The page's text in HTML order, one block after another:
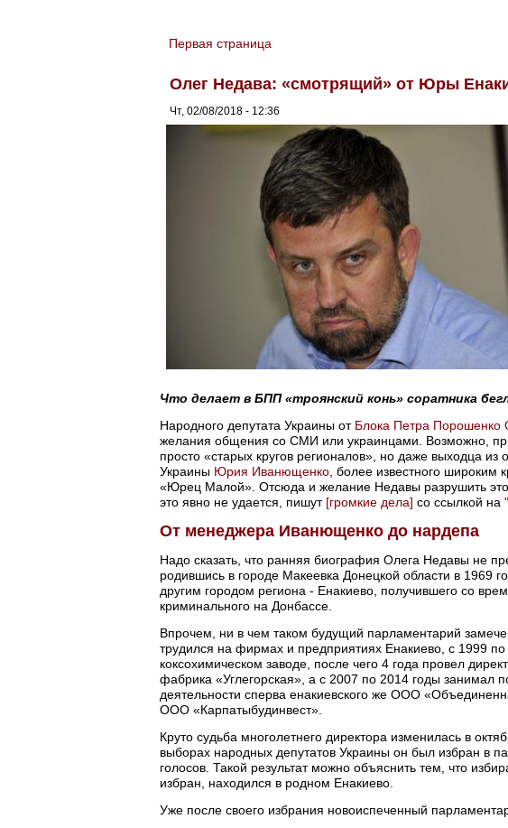
You are here
Первая страница
Олег Недава: «смотрящий» от Юры
Чт, 02/08/2018 - 12:36
Что делает в БПП «троянский конь» соратника
Народного депутата Украины от Блока Петра Порошенко
желания общения со СМИ или украинцами. Возможно,
просто «старых кругов регионалов», но даже выходца из
Украины Юрия Иванющенко , более известного широким
«Юрец Малой». Отсюда и желание Недавы разрушить
это явно не удается, пишут [громкие дела] со ссылкой на
От менеджера Иванющенко до нардепа
Надо сказать, что ранняя биография Олега Недавы не
родившись в городе Макеевка Донецкой области в 1969
другим городом региона - Енакиево, получившего со
криминального на Донбассе.
Впрочем, ни в чем таком будущий парламентарий
трудился на фирмах и предприятиях Енакиево, с 1999
коксохимическом заводе, после чего 4 года провел
фабрика «Углегорская», а с 2007 по 2014 годы занимал
деятельности сперва енакиевского же ООО
ООО «Карпатыбудинвест».
Круто судьба многолетнего директора изменилась в
выборах народных депутатов Украины он был избран в
голосов. Такой результат можно объяснить тем, что
избран, находился в родном Енакиево.
Уже после своего избрания новоиспеченный